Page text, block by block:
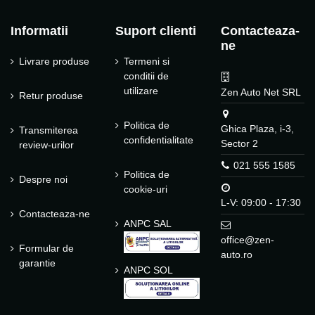
Informatii
Livrare produse
Retur produse
Transmiterea
review-urilor
Despre noi
Contacteaza-ne
Formular de
garantie
Suport clienti
Termeni si
conditii de
utilizare
Politica de
confidentialitate
Politica de
cookie-uri
ANPC SAL
ANPC SOL
Contacteaza-
ne
Zen Auto Net SRL
Ghica Plaza, i-3,
Sector 2
021 555 1585
L-V: 09:00 - 17:30
office@zen-
auto.ro